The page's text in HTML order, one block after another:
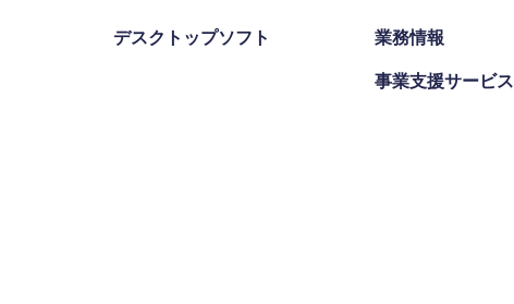
デスクトップソフト
業務情報
事業支援サービス